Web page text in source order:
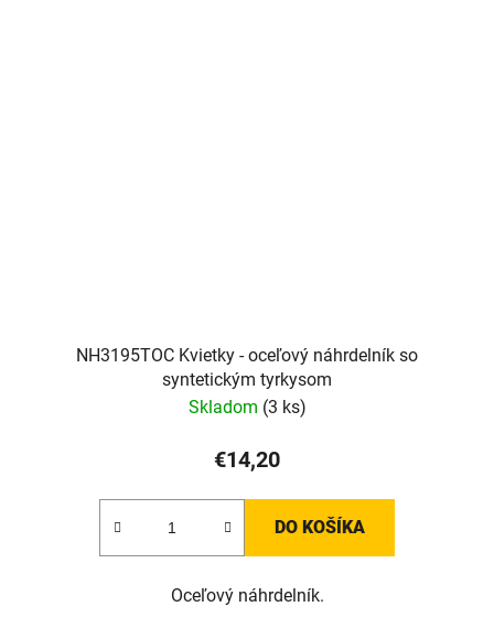
NH3195TOC Kvietky - oceľový náhrdelník so
syntetickým tyrkysom
Skladom (3 ks)
€14,20
DO KOŠÍKA
Oceľový náhrdelník.